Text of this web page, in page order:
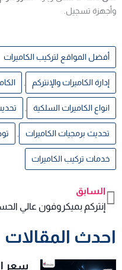
وأجهزة تسجيل.
أفضل المواقع لتركيب الكاميرات
إدارة الكاميرات والإنتركم
انواع الكاميرات السلكية
تحديث برمجيات الكاميرات
خدمات تركيب الكاميرات
Prev
السابق
احدث المقالات
سعر